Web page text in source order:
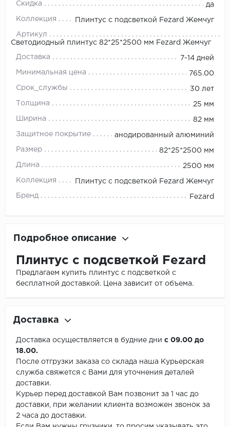
Скидка да
Коллекция Плинтус с подсветкой Fezard Жемчуг
Артикул
Светодиодный плинтус 82*25*2500 мм Fezard Жемчуг
Доставка 7-14 дней
Минимальная цена 765.00
Срок_службы 30 лет
Толщина 25 мм
Ширина 82 мм
Защитное покрытие анодированный алюминий
Размер 82*25*2500 мм
Длина 2500 мм
Коллекция Плинтус с подсветкой Fezard Жемчуг
Бренд Fezard
Подробное описание
Плинтус с подсветкой Fezard
Предлагаем купить плинтус с подсветкой с
бесплатной доставкой. Цена зависит от объема.
Доставка
Доставка осуществляется в будние дни с 09.00 до
18.00.
После отгрузки заказа со склада наша Курьерская
служба свяжется с Вами для уточнения деталей
доставки.
Курьер перед доставкой Вам позвонит за 1 час до
доставки, при желании клиента возможен звонок за
2 часа до доставки.